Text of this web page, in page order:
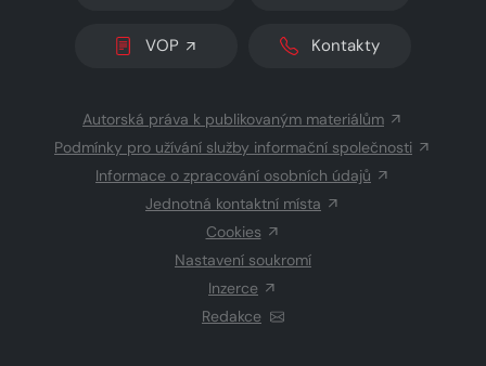
VOP Kontakty
Autorská práva k publikovaným materiálům
Podmínky pro užívání služby informační společnosti
Informace o zpracování osobních údajů
Jednotná kontaktní místa
Cookies
Nastavení soukromí
Inzerce
Redakce